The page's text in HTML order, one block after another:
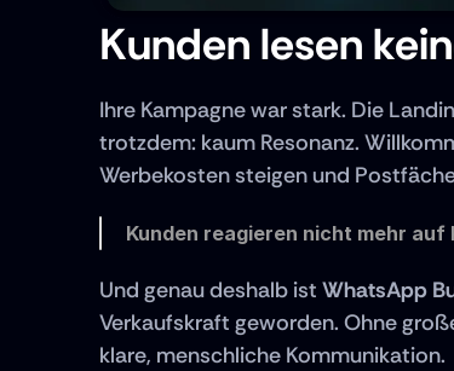
Kunden lesen
Ihre Kampagne war stark. Die
trotzdem: kaum Resonanz.
Werbekosten steigen und
Kunden reagieren nicht mehr auf
Und genau deshalb ist WhatsApp
Verkaufskraft geworden. Ohne
klare, menschliche Kommunikation.